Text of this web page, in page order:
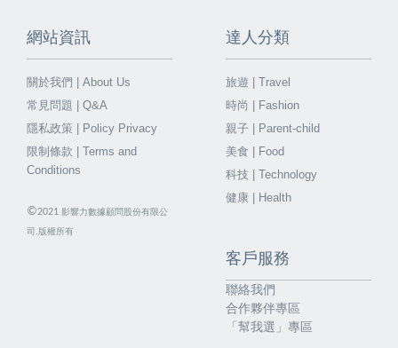
網站資訊
關於我們 | About Us
常見問題 | Q&A
隱私政策 | Policy Privacy
限制條款 | Terms and
Conditions
©2021 影響力數據顧問股份有限公
司.版權所有
達人分類
旅遊 | Travel
時尚 | Fashion
親子 | Parent-child
美食 | Food
科技 | Technology
健康 | Health
客戶服務
聯絡我們
合作夥伴專區
「幫我選」專區